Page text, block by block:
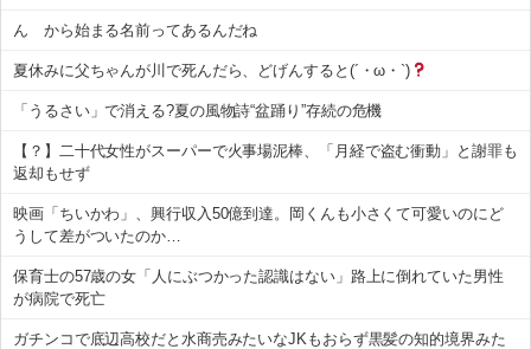
ん から始まる名前ってあるんだね
夏休みに父ちゃんが川で死んだら、どげんすると(´・ω・`)
「うるさい」で消える?夏の風物詩“盆踊り”存続の危機
【？】二十代女性がスーパーで火事場泥棒、「月経で盗む衝動」と謝罪も
返却もせず
映画「ちいかわ」、興行収入50億到達。岡くんも小さくて可愛いのにど
うして差がついたのか…
保育士の57歳の女「人にぶつかった認識はない」路上に倒れていた男性
が病院で死亡
ガチンコで底辺高校だと水商売みたいなJKもおらず黒髪の知的境界みた